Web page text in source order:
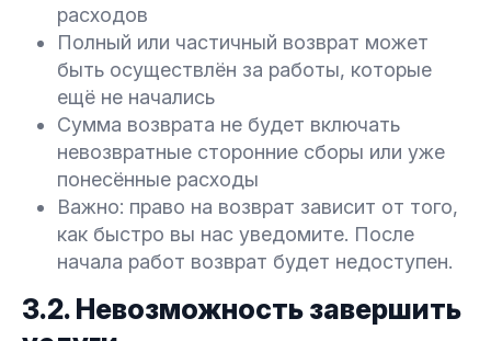
расходов
Полный или частичный возврат может
быть осуществлён за работы, которые
ещё не начались
Сумма возврата не будет включать
невозвратные сторонние сборы или уже
понесённые расходы
Важно: право на возврат зависит от того,
как быстро вы нас уведомите. После
начала работ возврат будет недоступен.
3.2. Невозможность завершить